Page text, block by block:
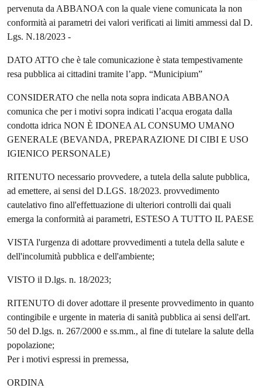
pervenuta da ABBANOA con la quale viene comunicata la non
conformità ai parametri dei valori verificati ai limiti ammessi dal D.
Lgs. N.18/2023 -
DATO ATTO che è tale comunicazione è stata tempestivamente
resa pubblica ai cittadini tramite l’app. “Municipium”
CONSIDERATO che nella nota sopra indicata ABBANOA
comunica che per i motivi sopra indicati l’acqua erogata dalla
condotta idrica NON È IDONEA AL CONSUMO UMANO
GENERALE (BEVANDA, PREPARAZIONE DI CIBI E USO
IGIENICO PERSONALE)
RITENUTO necessario provvedere, a tutela della salute pubblica,
ad emettere, ai sensi del D.LGS. 18/2023. provvedimento
cautelativo fino all'effettuazione di ulteriori controlli dai quali
emerga la conformità ai parametri, ESTESO A TUTTO IL PAESE
VISTA l'urgenza di adottare provvedimenti a tutela della salute e
dell'incolumità pubblica e dell'ambiente;
VISTO il D.lgs. n. 18/2023;
RITENUTO di dover adottare il presente provvedimento in quanto
contingibile e urgente in materia di sanità pubblica ai sensi dell'art.
50 del D.lgs. n. 267/2000 e ss.mm., al fine di tutelare la salute della
popolazione;
Per i motivi espressi in premessa,
ORDINA